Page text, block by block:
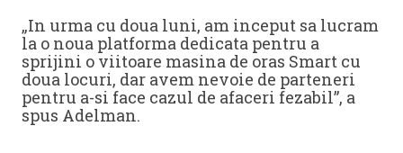
„In urma cu doua luni, am inceput sa lucram
la o noua platforma dedicata pentru a
sprijini o viitoare masina de oras Smart cu
doua locuri, dar avem nevoie de parteneri
pentru a-si face cazul de afaceri fezabil”, a
spus Adelman.